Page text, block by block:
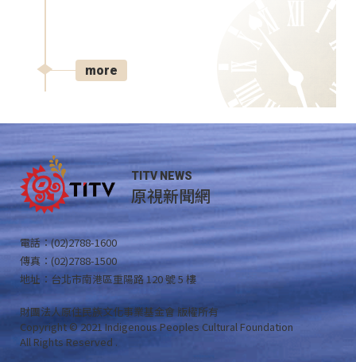
more
TITV NEWS
原視新聞網
電話：(02)2788-1600
傳真：(02)2788-1500
地址：台北市南港區重陽路 120 號 5 樓
財團法人原住民族文化事業基金會 版權所有
Copyright © 2021 Indigenous Peoples Cultural Foundation
All Rights Reserved .